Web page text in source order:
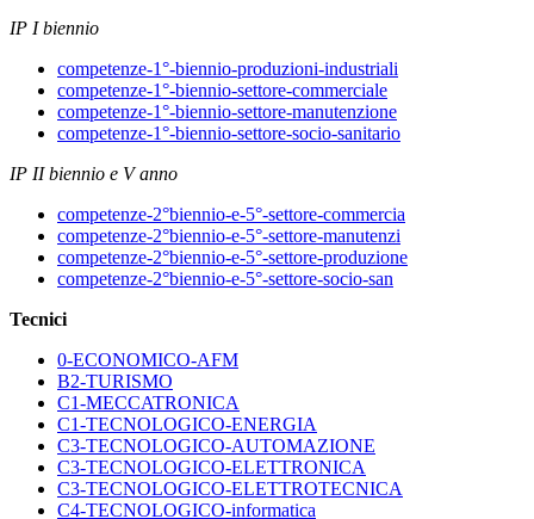
IP I biennio
competenze-1°-biennio-produzioni-industriali
competenze-1°-biennio-settore-commerciale
competenze-1°-biennio-settore-manutenzione
competenze-1°-biennio-settore-socio-sanitario
IP II biennio e V anno
competenze-2°biennio-e-5°-settore-commercia
competenze-2°biennio-e-5°-settore-manutenzi
competenze-2°biennio-e-5°-settore-produzione
competenze-2°biennio-e-5°-settore-socio-san
Tecnici
0-ECONOMICO-AFM
B2-TURISMO
C1-MECCATRONICA
C1-TECNOLOGICO-ENERGIA
C3-TECNOLOGICO-AUTOMAZIONE
C3-TECNOLOGICO-ELETTRONICA
C3-TECNOLOGICO-ELETTROTECNICA
C4-TECNOLOGICO-informatica